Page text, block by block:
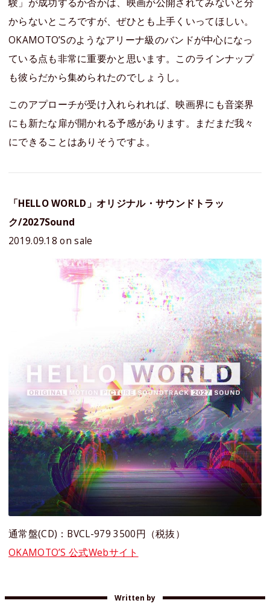
からないところですが、ぜひとも上手くいってほしい。
OKAMOTO’Sのようなアリーナ級のバンドが中心になっ
ている点も非常に重要かと思います。このラインナップ
も彼らだから集められたのでしょうし。
このアプローチが受け入れられれば、映画界にも音楽界
にも新たな扉が開かれる予感があります。まだまだ我々
にできることはありそうですよ。
「HELLO WORLD」オリジナル・サウンドトラッ
ク/2027Sound
2019.09.18 on sale
通常盤(CD)：BVCL-979 3500円（税抜）
OKAMOTO’S 公式Webサイト
Written by